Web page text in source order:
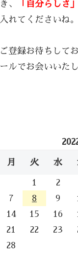
き、
「自分らしさ
入れてくださいね。
ご登録お待ちして
ールでお会いいた
月 火 水
1 2
7
8 9
14
15 16
21
22 23
28